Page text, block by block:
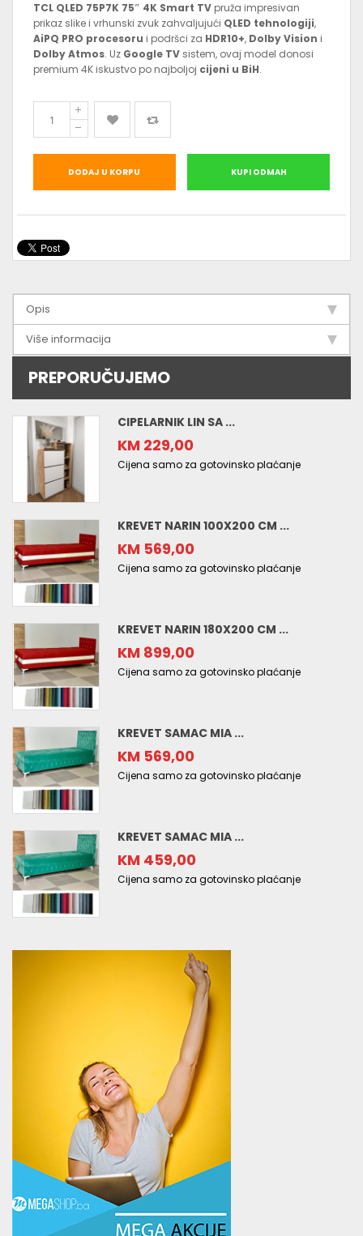
TCL QLED 75P7K 75″ 4K Smart TV pruža impresivan
prikaz slike i vrhunski zvuk zahvaljujući QLED tehnologiji,
AiPQ PRO procesoru i podršci za HDR10+, Dolby Vision i
Dolby Atmos. Uz Google TV sistem, ovaj model donosi
premium 4K iskustvo po najboljoj cijeni u BiH.
DODAJ U KORPU KUPI ODMAH
Opis
Više informacija
PREPORUČUJEMO
CIPELARNIK LIN SA ...
KM 229,00
Cijena samo za gotovinsko plaćanje
KREVET NARIN 100X200 CM ...
KM 569,00
Cijena samo za gotovinsko plaćanje
KREVET NARIN 180X200 CM ...
KM 899,00
Cijena samo za gotovinsko plaćanje
KREVET SAMAC MIA ...
KM 569,00
Cijena samo za gotovinsko plaćanje
KREVET SAMAC MIA ...
KM 459,00
Cijena samo za gotovinsko plaćanje